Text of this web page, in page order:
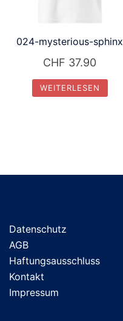
024-mysterious-sphinx
CHF 37.90
WEITERLESEN
Datenschutz
AGB
Haftungsausschluss
Kontakt
Impressum